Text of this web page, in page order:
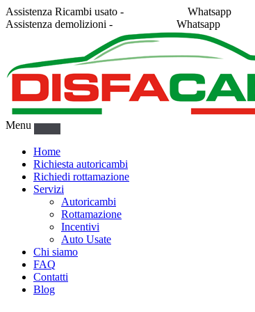
Assistenza Ricambi usato -
Whatsapp
Assistenza demolizioni -
Whatsapp
Menu
Home
Richiesta autoricambi
Richiedi rottamazione
Servizi
Autoricambi
Rottamazione
Incentivi
Auto Usate
Chi siamo
FAQ
Contatti
Blog